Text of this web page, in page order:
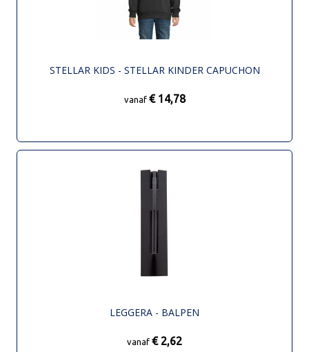
STELLAR KIDS - STELLAR KINDER CAPUCHON
vanaf € 14,78
LEGGERA - BALPEN
vanaf € 2,62